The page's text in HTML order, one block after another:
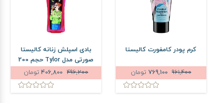
کرم پودر کامفورت کالیستا
961,400
769,100 تومان
بادی اسپلش زنانه کالیستا
صورتی مدل Tylor حجم 200
میلی لیتر496,200 تومان